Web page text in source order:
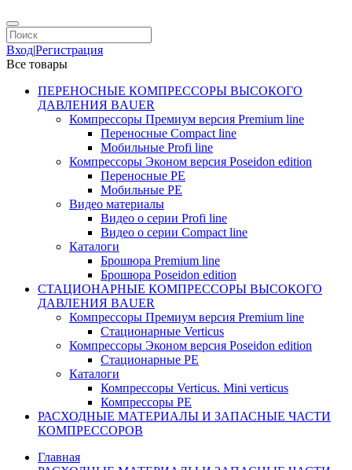
Вход|Регистрация
Все товары
ПЕРЕНОСНЫЕ КОМПРЕССОРЫ ВЫСОКОГО
ДАВЛЕНИЯ BAUER
Компрессоры Премиум версия Premium line
Переносные Compact line
Мобильные Profi line
Компрессоры Эконом версия Poseidon edition
Переносные PE
Мобильные PE
Видео материалы
Видео о серии Profi line
Видео о серии Compact line
Каталоги
Брошюра Premium line
Брошюра Poseidon edition
СТАЦИОНАРНЫЕ КОМПРЕССОРЫ ВЫСОКОГО
ДАВЛЕНИЯ BAUER
Компрессоры Премиум версия Premium line
Стационарные Verticus
Компрессоры Эконом версия Poseidon edition
Стационарные PE
Каталоги
Компрессоры Verticus. Mini verticus
Компрессоры PE
РАСХОДНЫЕ МАТЕРИАЛЫ И ЗАПАСНЫЕ ЧАСТИ
КОМПРЕССОРОВ
Главная